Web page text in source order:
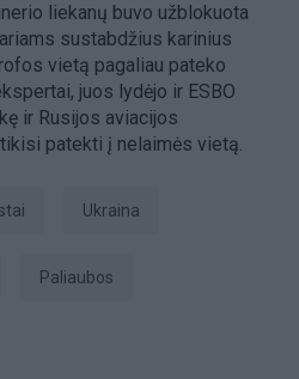
liekanų buvo užblokuota
sustabdžius karinius
vietą pagaliau pateko
juos lydėjo ir ESBO
ir Rusijos aviacijos
patekti į nelaimės vietą.
Ukraina
paliaubos